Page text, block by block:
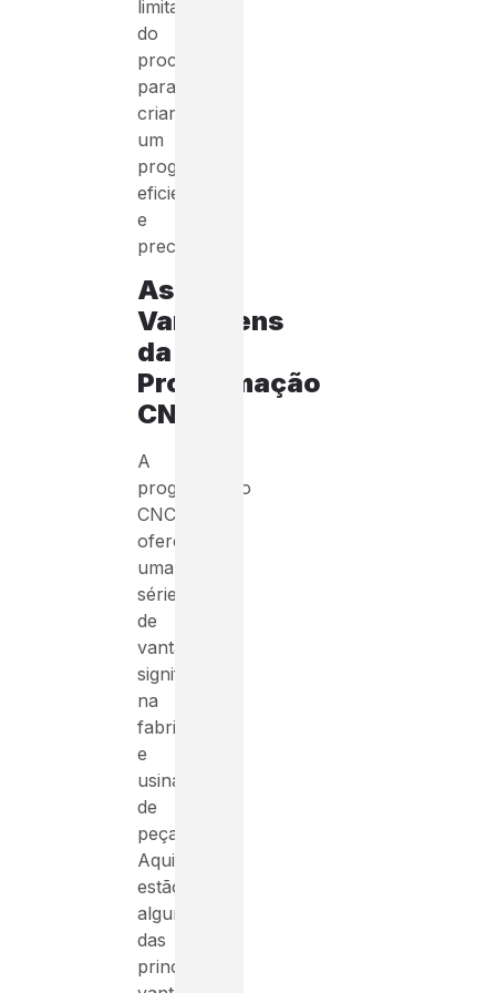
limitações
do
processo
para
criar
um
programa
eficiente
e
preciso.
As
Vantagens
da
Programação
CNC
A
programação
CNC
oferece
uma
série
de
vantagens
significativas
na
fabricação
e
usinagem
de
peças.
Aqui
estão
algumas
das
principais